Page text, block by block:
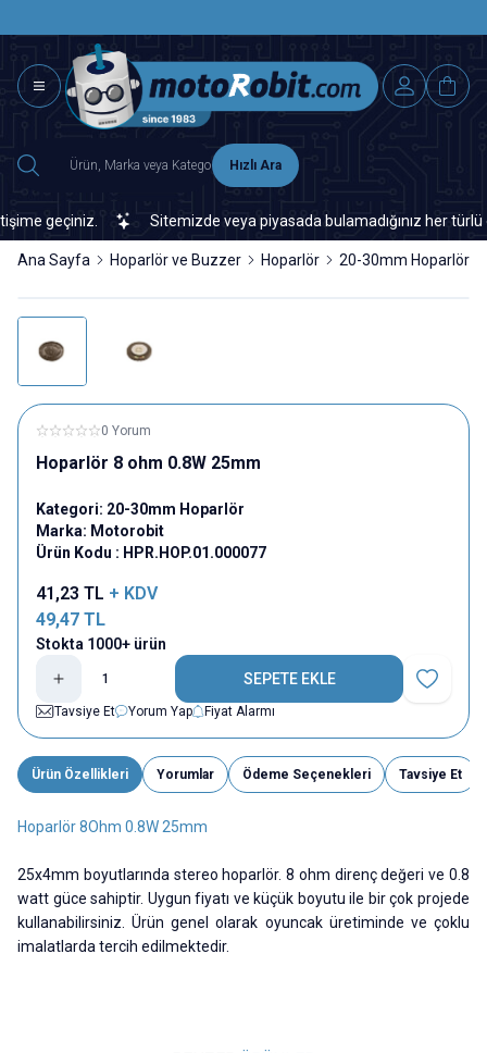
Hızlı Ara
geçiniz. Sitemizde veya piyasada bulamadığınız her türlü
Ana Sayfa Hoparlör ve Buzzer Hoparlör 20-30mm Hoparlör
0 Yorum
Hoparlör 8 ohm 0.8W 25mm
Kategori: 20-30mm Hoparlör
Marka: Motorobit
Ürün Kodu : HPR.HOP.01.000077
41,23 TL + KDV
49,47 TL
Stokta 1000+ ürün
SEPETE EKLE
Favoriye
Tavsiye Et
Yorum Yap Fiyat Alarmı
Ürün Özellikleri Yorumlar Ödeme Seçenekleri Tavsiye Et
Hoparlör 8Ohm 0.8W 25mm
25x4mm boyutlarında stereo hoparlör. 8 ohm direnç değeri ve 0.8
watt güce sahiptir. Uygun fiyatı ve küçük boyutu ile bir çok projede
kullanabilirsiniz. Ürün genel olarak oyuncak üretiminde ve çoklu
imalatlarda tercih edilmektedir.